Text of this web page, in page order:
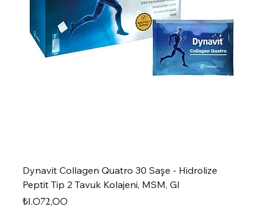
Dynavit Collagen Quatro 30 Saşe - Hidrolize
Peptit Tip 2 Tavuk Kolajeni, MSM, Gl
Fiyat
₺1.072,00